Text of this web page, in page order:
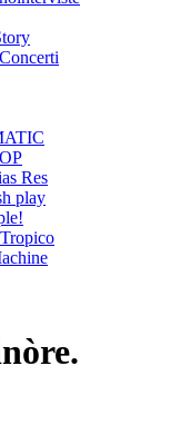
Res
play